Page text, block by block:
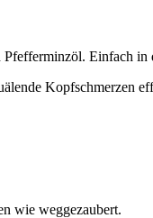
Einfach in
Kopfschmerzen
wie weggezaubert.